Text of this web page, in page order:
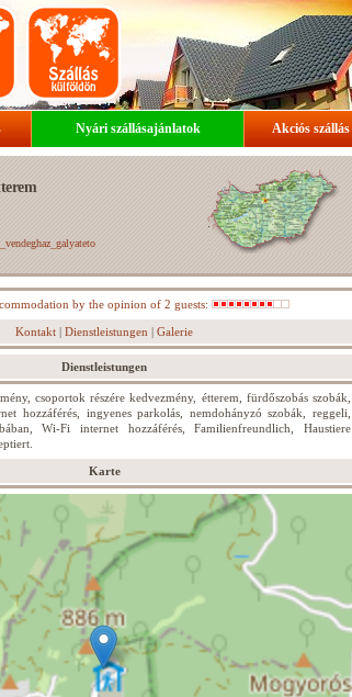
Nyári szállásajánlatok Akciós szállás
by the opinion of 2 guests:
Kontakt | Dienstleistungen | Galerie
Dienstleistungen
csoportok részére kedvezmény, étterem, fürdőszobás szobák,
hozzáférés, ingyenes parkolás, nemdohányzó szobák, reggeli,
Wi-Fi internet hozzáférés, Familienfreundlich, Haustiere
Karte